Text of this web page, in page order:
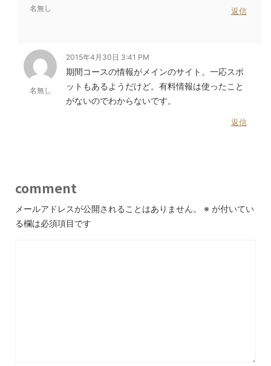
名無し 返信
名無し
2015年4月30日 3:41 PM
期間コースの情報がメインのサイト。一応スポ
ットもあるようだけど。有料情報は使ったこと
がないのでわからないです。
返信
comment
メールアドレスが公開されることはありません。 ※ が付いてい
る欄は必須項目です